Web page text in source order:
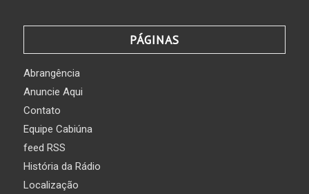
PÁGINAS
Abrangência
Anuncie Aqui
Contato
Equipe Cabiúna
feed RSS
História da Rádio
Localização